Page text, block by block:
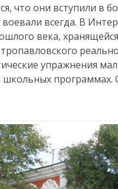
что они вступили в
всегда. В
века,
упражнения
программах.